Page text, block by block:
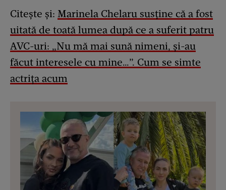
Citește și: Marinela Chelaru susține că a fost
uitată de toată lumea după ce a suferit patru
AVC-uri: „Nu mă mai sună nimeni, și-au
făcut interesele cu mine…”. Cum se simte
actrița acum